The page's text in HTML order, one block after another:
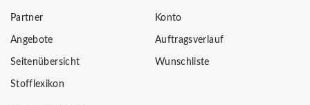
Partner
Angebote
Seitenübersicht
Stofflexikon
Konto
Auftragsverlauf
Wunschliste